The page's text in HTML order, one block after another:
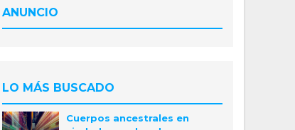
ANUNCIO
LO MÁS BUSCADO
Cuerpos ancestrales en